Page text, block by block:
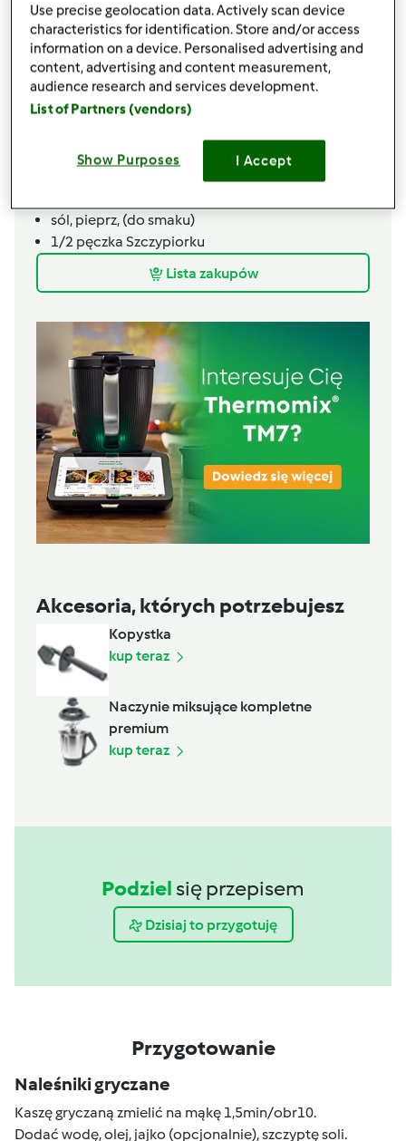
1szczyptysoli
1jajko,(opcjonalnie)
2łyżkioleju,(np. rzepakowego)
Pasta z wędliny
40gcebuli
jajka,(opcjonalnie)
sól, pieprz, (do smaku)
1/2 pęczka Szczypiorku
Lista zakupów
Akcesoria, których potrzebujesz
Kopystka
kup teraz
Naczynie miksujące kompletne
premium
kup teraz
Podziel się przepisem
Dzisiaj to przygotuję
Przygotowanie
Naleśniki gryczane
Kaszę gryczaną zmielić na mąkę 1,5min/obr10.
Dodać wodę, olej, jajko (opcjonalnie), szczyptę soli.
Use precise geolocation data. Actively scan device
characteristics for identification. Store and/or access
information on a device. Personalised advertising and
content, advertising and content measurement,
audience research and services development.
List of Partners (vendors)
Show Purposes I Accept